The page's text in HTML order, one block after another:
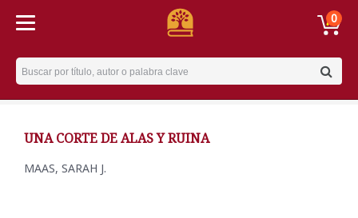
0
Username
UNA CORTE DE ALAS Y RUINA
MAAS, SARAH J.